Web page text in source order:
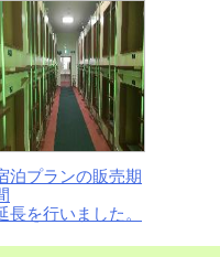
泊プランの販売期
長を行いました。